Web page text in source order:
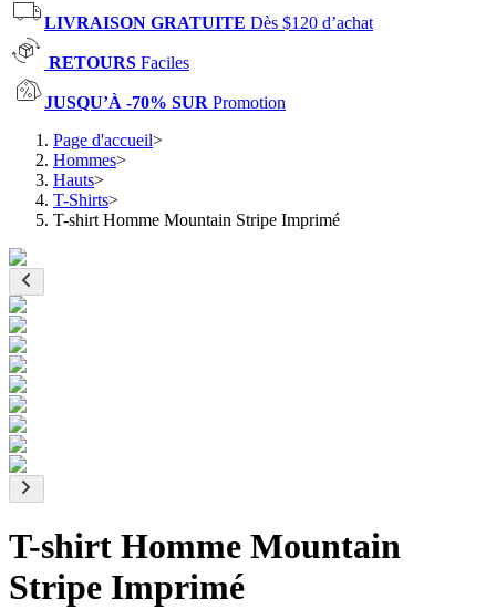
LIVRAISON GRATUITE Dès $120 d’achat
RETOURS Faciles
JUSQU’À -70% SUR Promotion
Page d'accueil>
Hommes>
Hauts>
T-Shirts>
T-shirt Homme Mountain Stripe Imprimé
T-shirt Homme Mountain
Stripe Imprimé